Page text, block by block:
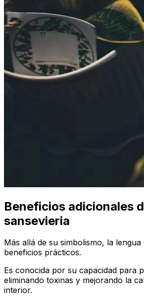
Beneficios adicionales
sansevieria
Más allá de su simbolismo, la
beneficios prácticos.
Es conocida por su capacidad para
eliminando toxinas y mejorando la
interior.